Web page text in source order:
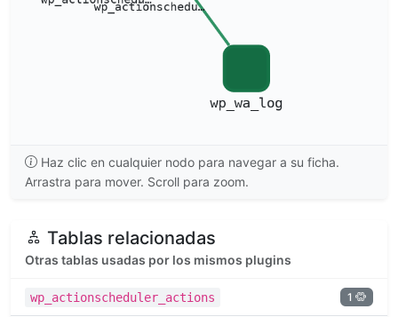
Haz clic en cualquier nodo para navegar a su ficha.
Arrastra para mover. Scroll para zoom.
Tablas relacionadas
Otras tablas usadas por los mismos plugins
wp_actionscheduler_actions 1